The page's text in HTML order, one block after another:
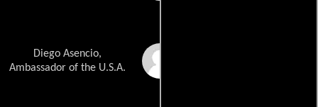
Diego Asencio,
Ambassador of the U.S.A.